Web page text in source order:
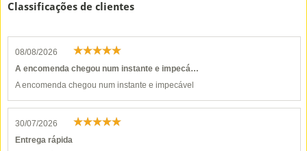
Classificações de clientes
08/08/2026
A encomenda chegou num instante e impecá…
A encomenda chegou num instante e impecável
30/07/2026
Entrega rápida